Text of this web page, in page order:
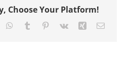
Choose Your Platform!
WhatsApp
Tumblr Pinterest
Vk Xing E-